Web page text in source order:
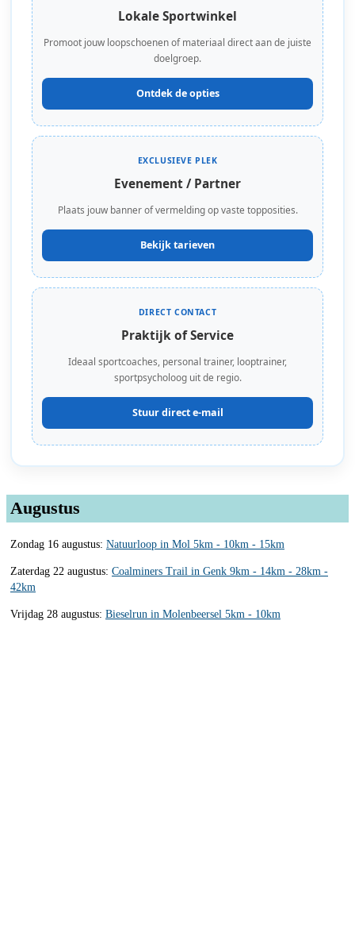
Lokale Sportwinkel
Promoot jouw loopschoenen of materiaal direct aan de juiste
doelgroep.
Ontdek de opties
EXCLUSIEVE PLEK
Evenement / Partner
Plaats jouw banner of vermelding op vaste topposities.
Bekijk tarieven
DIRECT CONTACT
Praktijk of Service
Ideaal sportcoaches, personal trainer, looptrainer,
sportpsycholoog uit de regio.
Stuur direct e-mail
Augustus
Zondag 16 augustus: Natuurloop in Mol 5km - 10km - 15km
Zaterdag 22 augustus: Coalminers Trail in Genk 9km - 14km - 28km -
42km
Vrijdag 28 augustus: Bieselrun in Molenbeersel 5km - 10km